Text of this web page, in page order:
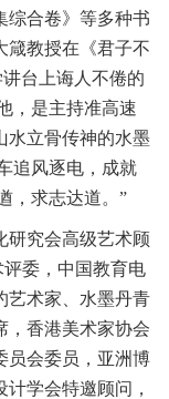
综合卷》等多种书
箴教授在《君子不
台上诲人不倦的
，是主持准高速
水立骨传神的水墨
追风逐电，成就
，求志达道。”
研究会高级艺术顾
委，中国教育电
艺术家、水墨丹青
，香港美术家协会
员会委员，亚洲博
学会特邀顾问，